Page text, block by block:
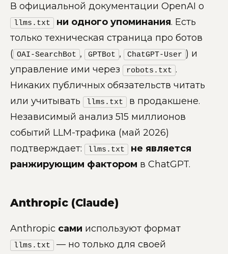
В официальной документации OpenAI о
llms.txt ни одного упоминания. Есть
только техническая страница про ботов
( OAI-SearchBot , GPTBot , ChatGPT-User ) и
управление ими через
robots.txt .
Никаких публичных обязательств читать
или учитывать
llms.txt
в продакшене.
Независимый анализ 515 миллионов
событий LLM-трафика (май 2026)
подтверждает:
llms.txt
не является
ранжирующим фактором в ChatGPT.
Anthropic (Claude)
Anthropic сами используют формат
llms.txt
— но только для своей